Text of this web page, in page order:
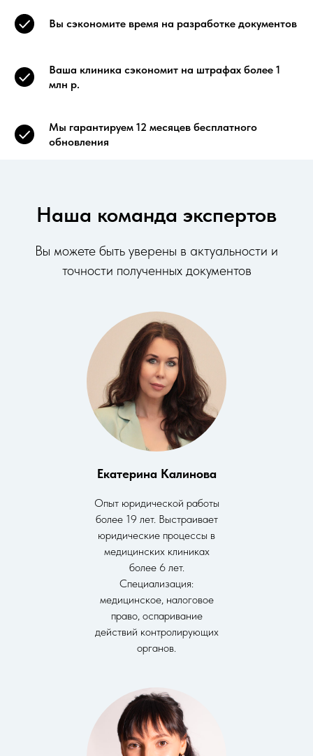
Вы сэкономите время на разработке документов
Ваша клиника сэкономит на штрафах более 1
млн р.
Мы гарантируем 12 месяцев бесплатного
обновления
Наша команда экспертов
Вы можете быть уверены в актуальности и
точности полученных документов
Екатерина Калинова
Опыт юридической работы
более 19 лет. Выстраивает
юридические процессы в
медицинских клиниках
более 6 лет.
Специализация:
медицинское, налоговое
право, оспаривание
действий контролирующих
органов.